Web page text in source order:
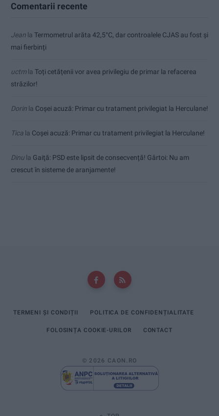
Comentarii recente
Jean la Termometrul arăta 42,5°C, dar controalele CJAS au fost și
mai fierbinți
uctmla Toți cetățenii vor avea privilegiu de primar la refacerea
străzilor!
Dorin la Coșei acuză: Primar cu tratament privilegiat la Herculane!
Tica la Coșei acuză: Primar cu tratament privilegiat la Herculane!
Dinu la Gaiţă: PSD este lipsit de consecvență! Gârtoi: Nu am
crescut în sisteme de aranjamente!
TERMENI ȘI CONDIȚII POLITICA DE CONFIDENȚIALITATE
FOLOSINȚA COOKIE-URILOR CONTACT
© 2026 CAON.RO